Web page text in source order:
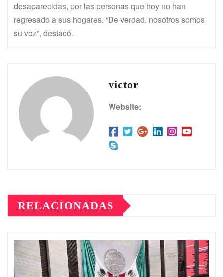
desaparecidas, por las personas que hoy no han
regresado a sus hogares. “De verdad, nosotros somos
su voz”, destacó.
victor
Website:
RELACIONADAS